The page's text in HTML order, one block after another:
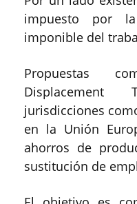
impuesto por
imponible del
Propuestas
jurisdicciones
en la Unión
ahorros de
sustitución de